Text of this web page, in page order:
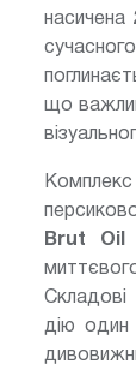
насичена
що
Комплекс
Brut Oil
дію один